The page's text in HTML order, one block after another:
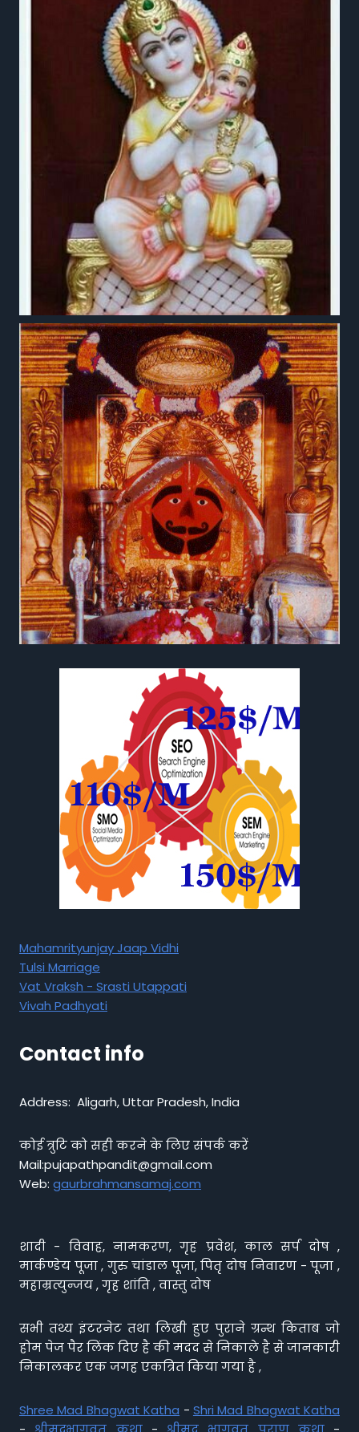
Mahamrityunjay Jaap Vidhi
Tulsi Marriage
Vat Vraksh - Srasti Utappati
Vivah Padhyati
Contact info
Address: Aligarh, Uttar Pradesh, India
कोई त्रुटि को सही करने के लिए संपर्क करें
Mail:pujapathpandit@gmail.com
Web: gaurbrahmansamaj.com
शादी - विवाह, नामकरण, गृह प्रवेश, काल सर्प दोष ,
मार्कण्डेय पूजा , गुरु चांडाल पूजा, पितृ दोष निवारण - पूजा ,
महाम्रत्युन्जय , गृह शांति , वास्तु दोष
सभी तथ्य इंटरनेट तथा लिखी हुए पुराने ग्रन्थ किताब जो
होम पेज पैर लिंक दिए है की मदद से निकाले है से जानकारी
निकालकर एक जगह एकत्रित किया गया है ,
Shree Mad Bhagwat Katha - Shri Mad Bhagwat Katha